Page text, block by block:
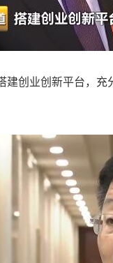
建创业创新平台，